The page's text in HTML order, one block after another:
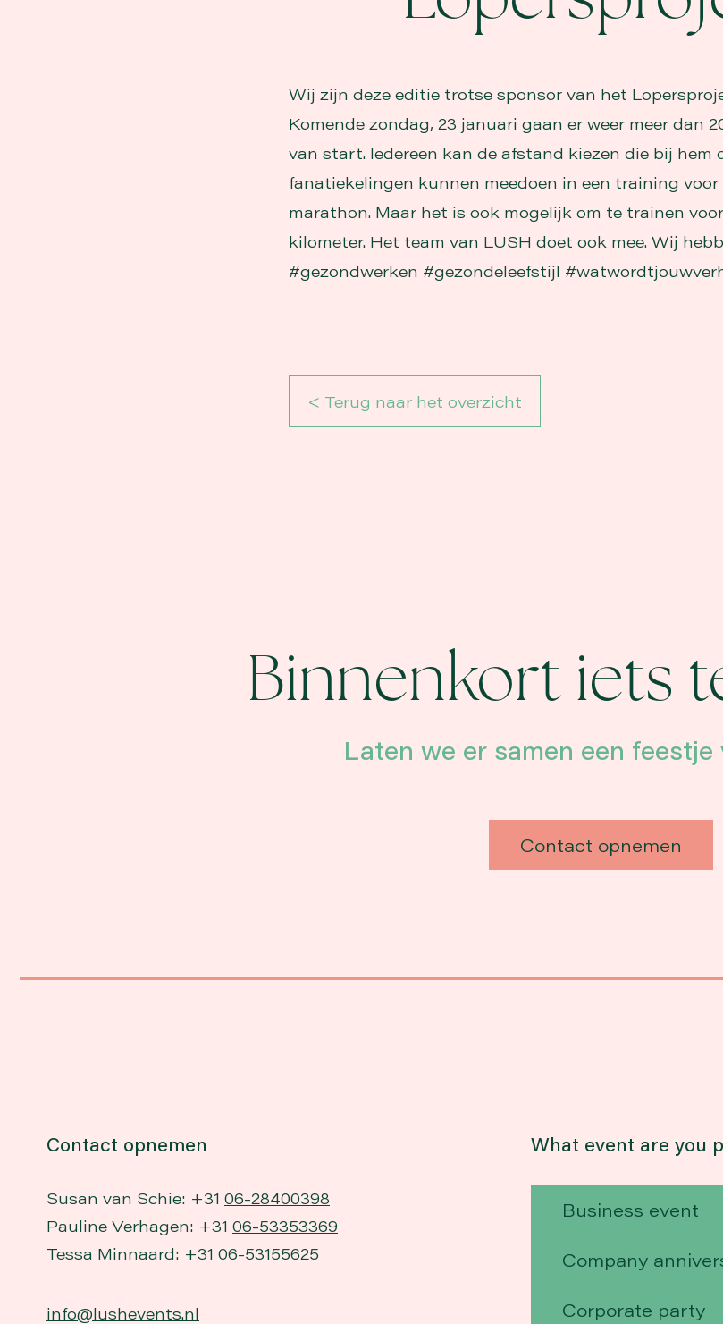
Wij zijn deze editie trotse sponsor van het
Komende zondag, 23 januari gaan er weer meer dan
van start. Iedereen kan de afstand kiezen die bij hem
fanatiekelingen kunnen meedoen in een training voor
marathon. Maar het is ook mogelijk om te trainen voor
kilometer. Het team van LUSH doet ook mee. Wij
#gezondwerken #gezondeleefstijl
< Terug naar het overzicht
Binnenkort iets
Laten we er samen een feestje
Contact opnemen
Contact opnemen
Susan van Schie: +31 06-28400398
Pauline Verhagen: +31 06-53353369
Tessa Minnaard: +31 06-53155625
info@lushevents.nl
What event are you
Business event
Company
Corporate party